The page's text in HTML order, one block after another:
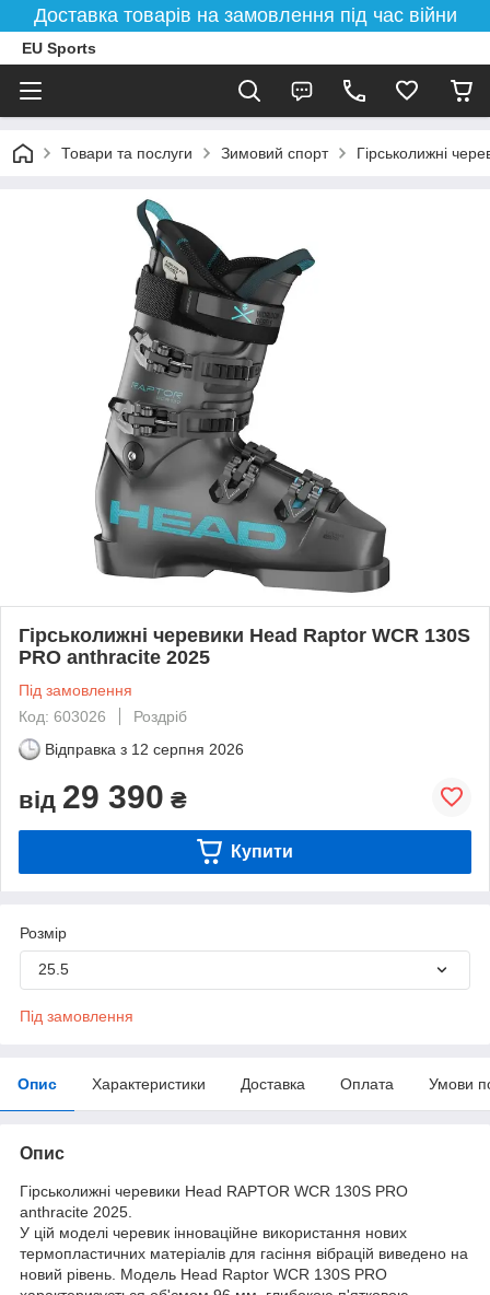
Доставка товарів на замовлення під час війни
EU Sports
Товари та послуги Зимовий спорт Гірськолижні
Гірськолижні черевики Head Raptor WCR 130S
PRO anthracite 2025
Під замовлення
Код: 603026
Роздріб
Відправка з 12 серпня 2026
від 29 390 ₴
Купити
Розмір
25.5
Під замовлення
Опис Характеристики Доставка Оплата Умови
Опис
Гірськолижні черевики Head RAPTOR WCR 130S PRO
anthracite 2025.
У цій моделі черевик інноваційне використання нових
термопластичних матеріалів для гасіння вібрацій виведено на
новий рівень. Модель Head Raptor WCR 130S PRO